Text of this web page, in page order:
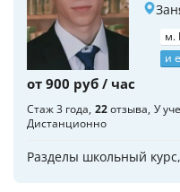
м.
и
от 900 руб / час
Стаж 3 года 22отзыва У
Дистанционно
Разделы школьный